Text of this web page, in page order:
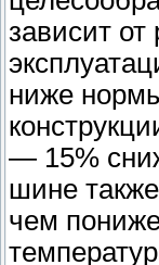
зависит
ниже
— 15%
шине
чем